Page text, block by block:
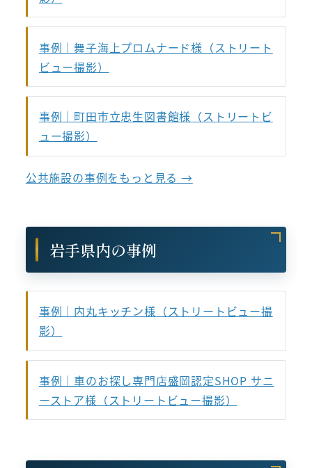
事例｜舞子海上プロムナード様（ストリート
ビュー撮影）
事例｜町田市立忠生図書館様（ストリートビ
ュー撮影）
公共施設の事例をもっと見る →
岩手県内の事例
事例｜内丸キッチン様（ストリートビュー撮
影）
事例｜車のお探し専門店盛岡認定SHOP サニ
ーストア様（ストリートビュー撮影）